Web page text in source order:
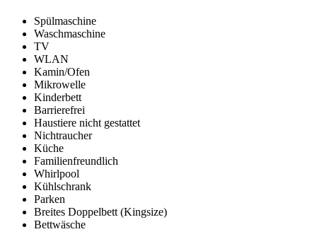
Spülmaschine
Waschmaschine
TV
WLAN
Kamin/Ofen
Mikrowelle
Kinderbett
Barrierefrei
Haustiere nicht gestattet
Nichtraucher
Küche
Familienfreundlich
Whirlpool
Kühlschrank
Parken
Breites Doppelbett (Kingsize)
Bettwäsche